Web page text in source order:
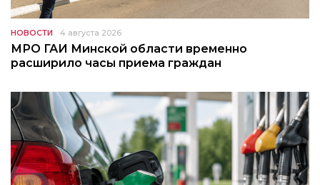
НОВОСТИ 4 августа 2026
МРО ГАИ Минской области временно
расширило часы приема граждан